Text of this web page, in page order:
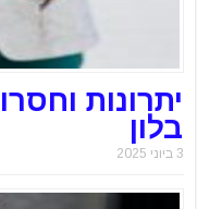
יתרונות
בלון
3 ביוני 2025